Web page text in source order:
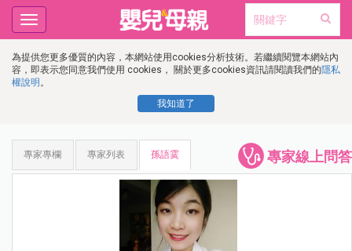
為提供您更多優質的內容，本網站使用cookies分析技術。若繼續閱覽本網站內
容，即表示您同意我們使用 cookies， 關於更多cookies資訊請閱讀我們的隱私
權說明 。
我知道了
Toggle
navigation
專家線上問答
專家專欄 專家列表 孫語霙